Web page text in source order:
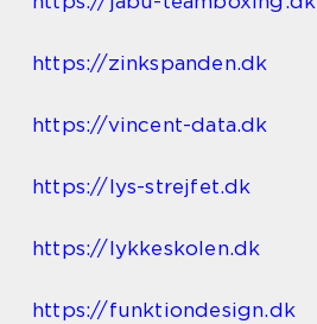
https://zinkspanden.dk
https://vincent-data.dk
https://lys-strejfet.dk
https://lykkeskolen.dk
https://funktiondesign.dk